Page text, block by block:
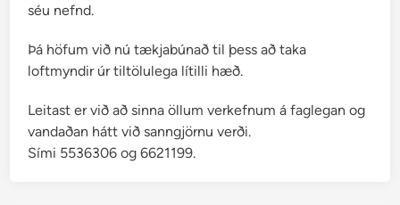
séu nefnd.
Þá höfum við nú tækjabúnað til þess að taka
loftmyndir úr tiltölulega lítilli hæð.
Leitast er við að sinna öllum verkefnum á faglegan og
vandaðan hátt við sanngjörnu verði.
Sími 5536306 og 6621199.